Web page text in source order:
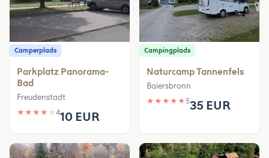
Camperplads
Parkplatz Panorama-
Bad
Freudenstadt
★ ★ ★ ★ ★ 410 EUR
Campingplads
Naturcamp Tannenfels
Baiersbronn
★ ★ ★ ★ ★535 EUR